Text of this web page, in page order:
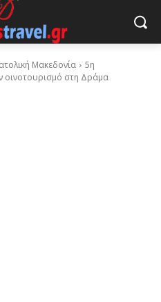
Μακεδονία
5η
οινοτουρισμό στη Δράμα